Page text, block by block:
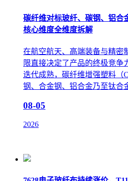
碳纤维对标玻纤、碳钢、铝合
核心维度全维度拆解
在航空航天、高端装备与精密
限直接决定了产品的终极竞争
迭代成熟，碳纤维增强塑料（
钢、合金钢、铝合金乃至钛合
08-05
2026